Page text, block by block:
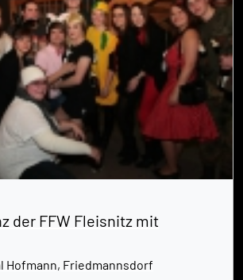
der FFW Fleisnitz mit
Hofmann, Friedmannsdorf